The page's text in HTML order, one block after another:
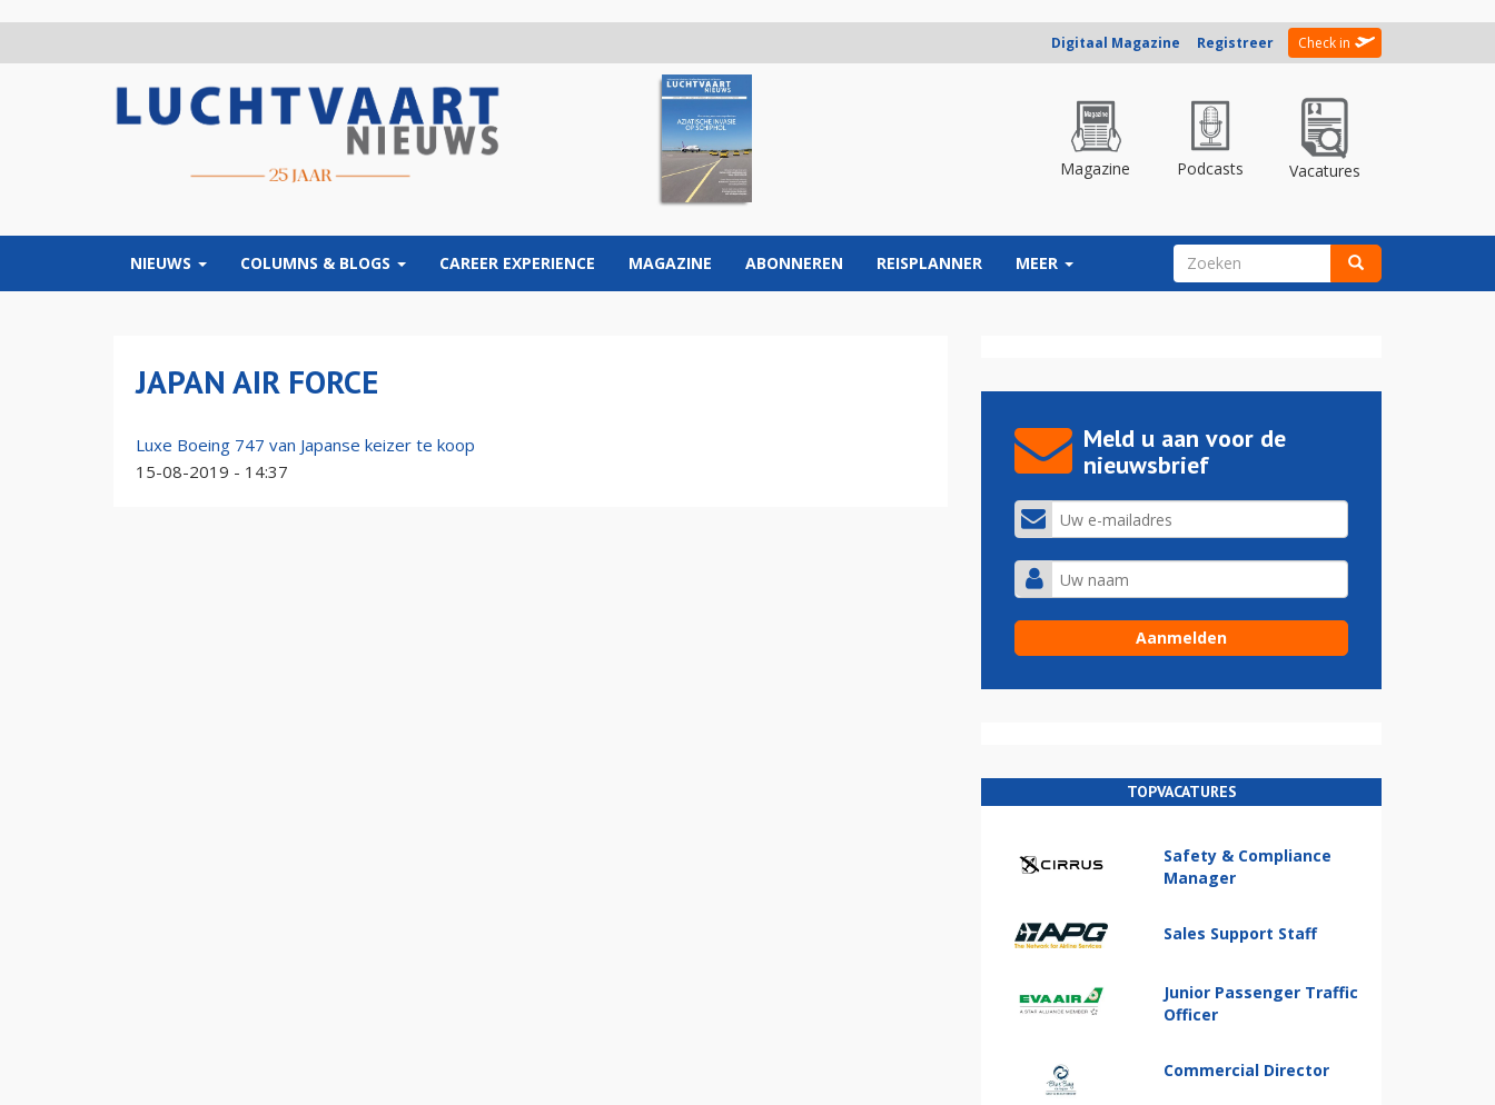
Digitaal Magazine Registreer Check in
Magazine Podcasts Vacatures
NIEUWS COLUMNS & BLOGS CAREER EXPERIENCE MAGAZINE ABONNEREN REISPLANNER MEER ZOEKVELD
JAPAN AIR FORCE
Luxe Boeing 747 van Japanse keizer te koop
15-08-2019 - 14:37
Meld u aan voor de
nieuwsbrief
TOPVACATURES
Safety & Compliance
Manager
Sales Support Staff
Junior Passenger Traffic
Officer
Commercial Director